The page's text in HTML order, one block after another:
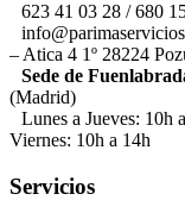
623 41 03 28 / 680
– Atica 4 1º 28224
Sede de
(Madrid)
Lunes a Jueves: 10h
Viernes: 10h a 14h
Servicios